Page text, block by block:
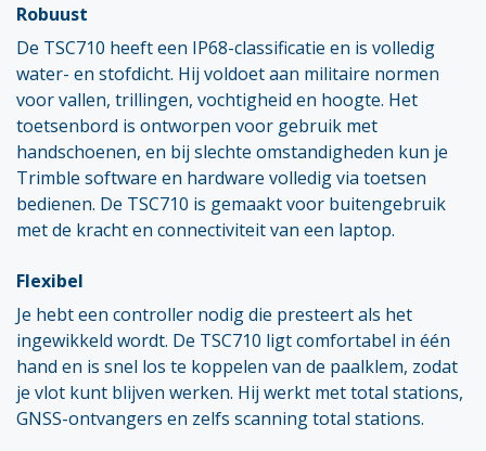
Robuust
De TSC710 heeft een IP68-classificatie en is volledig
water- en stofdicht. Hij voldoet aan militaire normen
voor vallen, trillingen, vochtigheid en hoogte. Het
toetsenbord is ontworpen voor gebruik met
handschoenen, en bij slechte omstandigheden kun je
Trimble software en hardware volledig via toetsen
bedienen. De TSC710 is gemaakt voor buitengebruik
met de kracht en connectiviteit van een laptop.
Flexibel
Je hebt een controller nodig die presteert als het
ingewikkeld wordt. De TSC710 ligt comfortabel in één
hand en is snel los te koppelen van de paalklem, zodat
je vlot kunt blijven werken. Hij werkt met total stations,
GNSS-ontvangers en zelfs scanning total stations.